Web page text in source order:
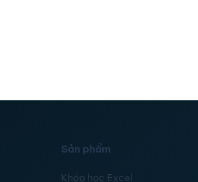
Sản phẩm
Khóa học Excel